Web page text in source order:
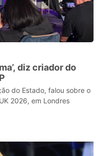
diz criador do
do Estado, falou sobre o
2026, em Londres